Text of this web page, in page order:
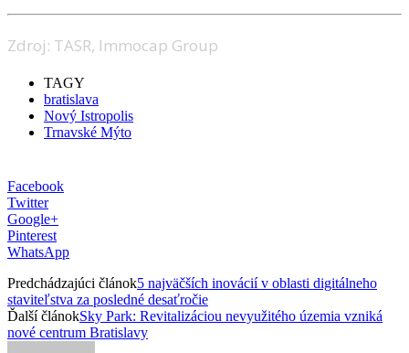
Zdroj: TASR, Immocap Group
TAGY
bratislava
Nový Istropolis
Trnavské Mýto
Facebook
Twitter
Google+
Pinterest
WhatsApp
Predchádzajúci článok5 najväčších inovácií v oblasti digitálneho
staviteľstva za posledné desaťročie
Ďalší článokSky Park: Revitalizáciou nevyužitého územia vzniká
nové centrum Bratislavy